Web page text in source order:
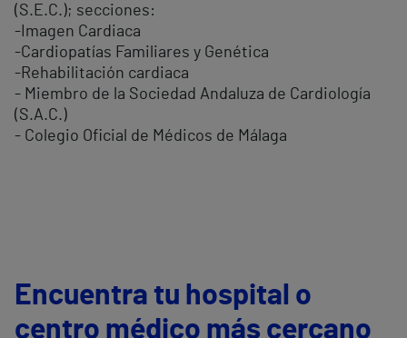
(S.E.C.); secciones:
-Imagen Cardiaca
-Cardiopatías Familiares y Genética
-Rehabilitación cardiaca
- Miembro de la Sociedad Andaluza de Cardiología
(S.A.C.)
- Colegio Oficial de Médicos de Málaga
Encuentra tu hospital o
centro médico más cercano